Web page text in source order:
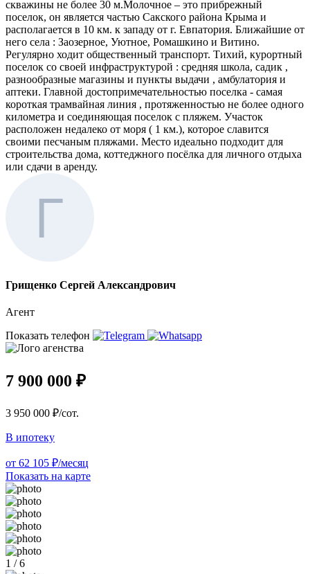
скважины не более 30 м.Молочное – это прибрежный
поселок, он является частью Сакского района Крыма и
располагается в 10 км. к западу от г. Евпатория. Ближайшие от
него села : Заозерное, Уютное, Ромашкино и Витино.
Регулярно ходит общественный транспорт. Тихий, курортный
поселок со своей инфраструктурой : средняя школа, садик ,
разнообразные магазины и пункты выдачи , амбулатория и
аптеки. Главной достопримечательностью поселка - самая
короткая трамвайная линия , протяженностью не более одного
километра и соединяющая поселок с пляжем. Участок
расположен недалеко от моря ( 1 км.), которое славится
своими песчаным пляжами. Место идеально подходит для
строительства дома, коттеджного посёлка для личного отдыха
или сдачи в аренду.
Грищенко Сергей Александрович
Агент
Показать телефон
7 900 000 ₽
3 950 000 ₽/сот.
В ипотеку
от 62 105 ₽/месяц
Показать на карте
1 / 6